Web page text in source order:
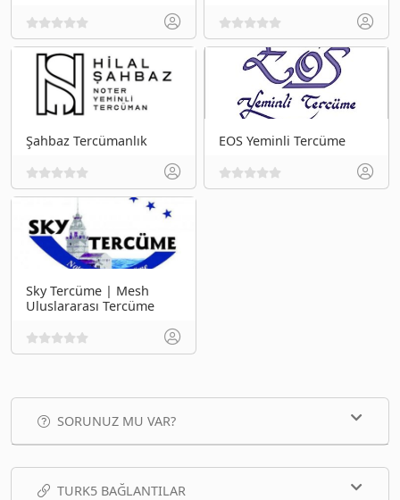
Şahbaz Tercümanlık EOS Yeminli Tercüme
Sky Tercüme | Mesh
Uluslararası Tercüme
SORUNUZ MU VAR?
TURK5 BAĞLANTILAR